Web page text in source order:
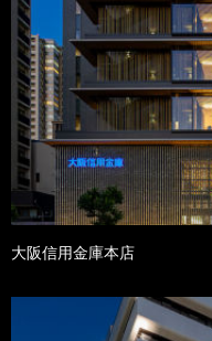
大阪信用金庫本店